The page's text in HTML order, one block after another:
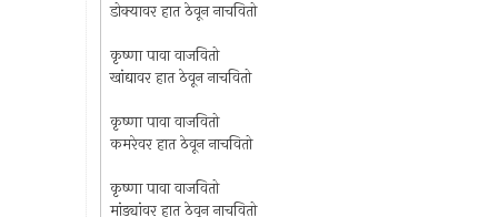
डोक्यावर हात ठेवून नाचवितो
कृष्णा पावा वाजवितो
खांद्यावर हात ठेवून नाचवितो
कृष्णा पावा वाजवितो
कमरेवर हात ठेवून नाचवितो
कृष्णा पावा वाजवितो
मांड्यांवर हात ठेवून नाचवितो